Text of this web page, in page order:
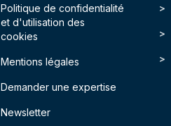
Politique de confidentialité
et d'utilisation des
cookies
Mentions légales
Demander une expertise
Newsletter